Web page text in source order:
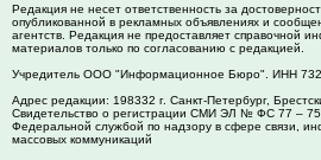
Редакция не несет ответственность за
опубликованной в рекламных объявлениях и
агентств. Редакция не предоставляет справочной
материалов только по согласованию с редакцией.
Учредитель ООО "Информационное Бюро". ИНН
Адрес редакции: 198332 г. Санкт-Петербург,
Свидетельство о регистрации СМИ ЭЛ № ФС 77 –
Федеральной службой по надзору в сфере связи,
массовых коммуникаций